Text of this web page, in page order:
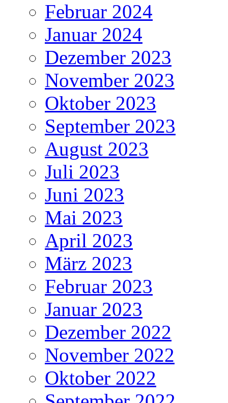
Februar 2024
Januar 2024
Dezember 2023
November 2023
Oktober 2023
September 2023
August 2023
Juli 2023
Juni 2023
Mai 2023
April 2023
März 2023
Februar 2023
Januar 2023
Dezember 2022
November 2022
Oktober 2022